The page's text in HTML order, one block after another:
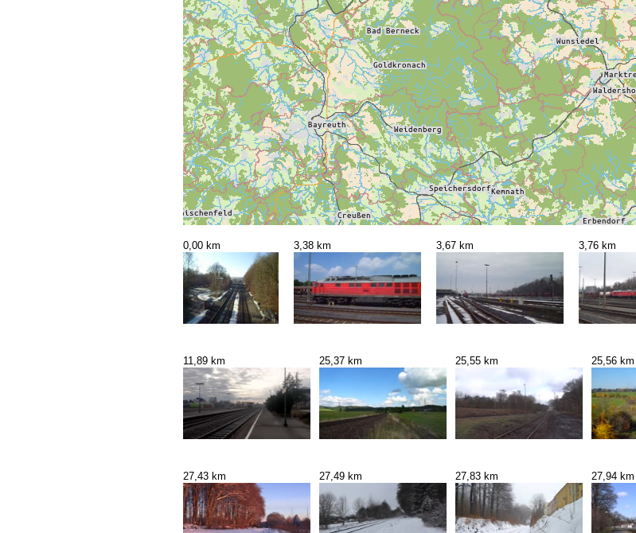
0,00 km 3,38 km 3,67 km 3,76 km
11,89 km 25,37 km 25,55 km 25,56 km
27,43 km 27,49 km 27,83 km 27,94 km